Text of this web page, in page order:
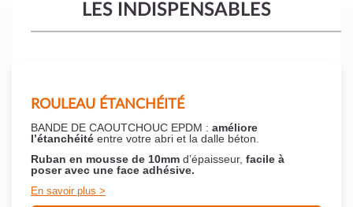
LES INDISPENSABLES
ROULEAU ÉTANCHÉITÉ
BANDE DE CAOUTCHOUC EPDM : améliore
l’étanchéité entre votre abri et la dalle béton.
Ruban en mousse de 10mm d’épaisseur, facile à
poser avec une face adhésive.
En savoir plus